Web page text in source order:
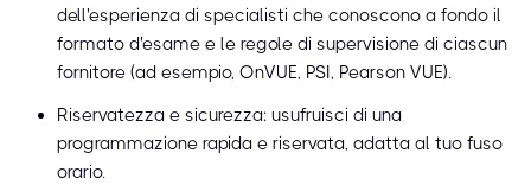
dell'esperienza di specialisti che conoscono a fondo il
formato d'esame e le regole di supervisione di ciascun
fornitore (ad esempio, OnVUE, PSI, Pearson VUE).
Riservatezza e sicurezza: usufruisci di una
programmazione rapida e riservata, adatta al tuo fuso
orario.